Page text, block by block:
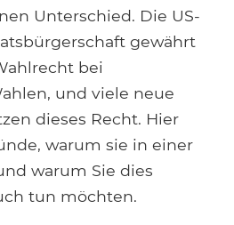
Unterschied. Die US-
gewährt
bei
und viele neue
dieses Recht. Hier
warum sie in einer
warum Sie dies
tun möchten.